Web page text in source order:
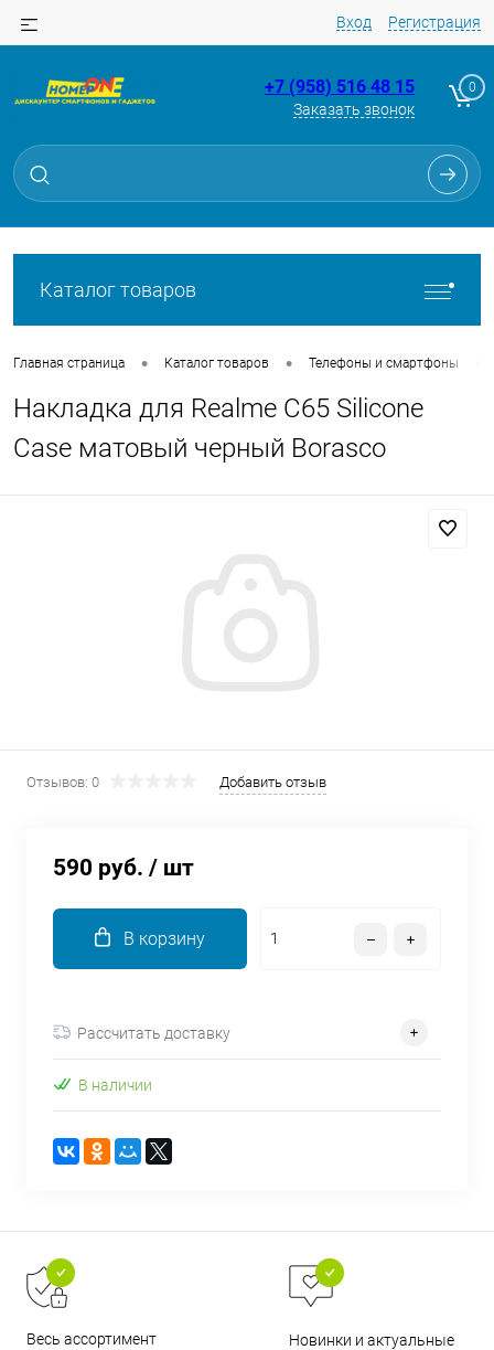
Вход Регистрация
+7 (958) 516 48 15
Заказать звонок
0
Каталог товаров
Главная страница • Каталог товаров • Телефоны и смартфоны
Накладка для Realme C65 Silicone
Case матовый черный Borasco
Отзывов: 0 Добавить отзыв
590 руб. / шт
В корзину
Рассчитать доставку
В наличии
Весь ассортимент
Новинки и актуальные
Для клиентов всех банков
Разбейте
без переплат
Сегодня
выбранный способом
списываться
по25 %каждые 2 недели
8 800 302-02-51